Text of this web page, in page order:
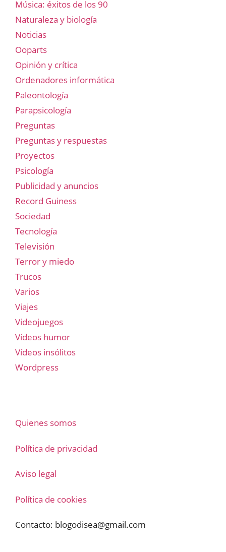
Música: éxitos de los 90
Naturaleza y biología
Noticias
Ooparts
Opinión y crítica
Ordenadores informática
Paleontología
Parapsicología
Preguntas
Preguntas y respuestas
Proyectos
Psicología
Publicidad y anuncios
Record Guiness
Sociedad
Tecnología
Televisión
Terror y miedo
Trucos
Varios
Viajes
Videojuegos
Vídeos humor
Vídeos insólitos
Wordpress
Quienes somos
Política de privacidad
Aviso legal
Política de cookies
Contacto: blogodisea@gmail.com